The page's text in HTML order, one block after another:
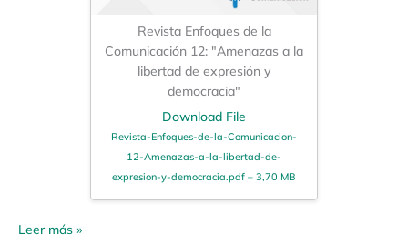
Revista Enfoques de la
Comunicación 12: "Amenazas a la
libertad de expresión y
democracia"
Download File
Revista-Enfoques-de-la-Comunicacion-
12-Amenazas-a-la-libertad-de-
expresion-y-democracia.pdf – 3,70 MB
Leer más »